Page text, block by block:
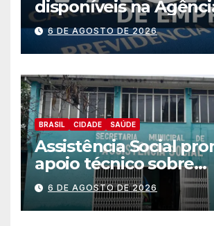
disponíveis na
Trabalhador
6 DE AGOSTO DE 2026
BRASIL CIDADE SAÚDE
Assistência Social
apoio técnico sobre
preparação e resposta
situações de
calamidade pública
6 DE AGOSTO DE 2026